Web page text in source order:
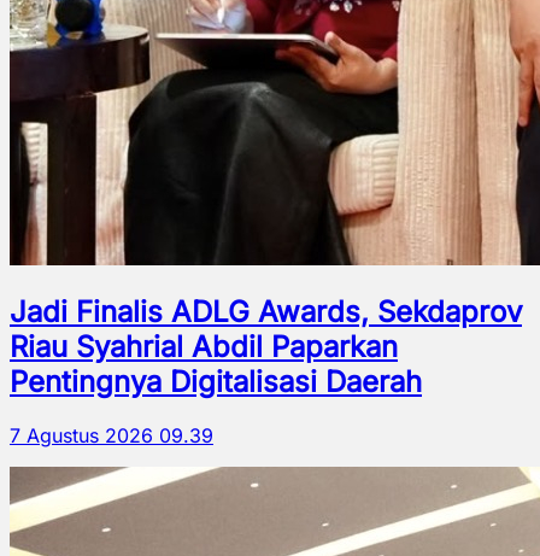
Jadi Finalis ADLG Awards, Sekdaprov
Riau Syahrial Abdil Paparkan
Pentingnya Digitalisasi Daerah
7 Agustus 2026 09.39